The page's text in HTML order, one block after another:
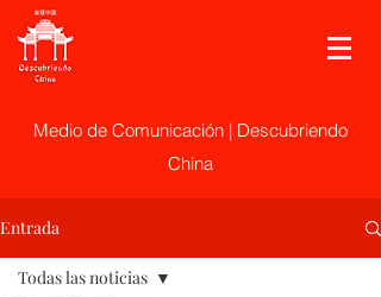
Medio de Comunicación | Descubriendo
China
Entrada
Todas las noticias